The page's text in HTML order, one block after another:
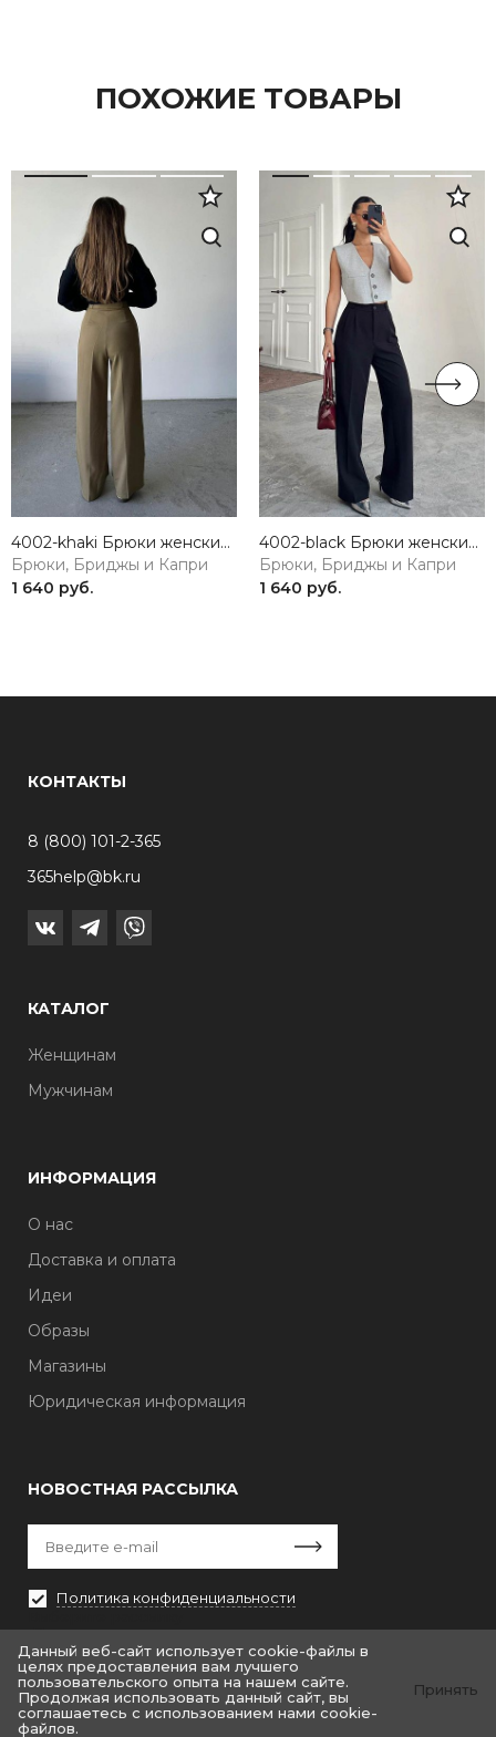
ПОХОЖИЕ ТОВАРЫ
4002-khaki Брюки женские хаки Girl
Брюки, Бриджы и Капри
1 640 руб.
4002-black Брюки женские черный Girl
Брюки, Бриджы и Капри
1 640 руб.
КОНТАКТЫ
8 (800) 101-2-365
365help@bk.ru
КАТАЛОГ
Женщинам
Мужчинам
ИНФОРМАЦИЯ
О нас
Доставка и оплата
Идеи
Образы
Магазины
Юридическая информация
НОВОСТНАЯ РАССЫЛКА
Политика конфиденциальности
Первая кампания
© «Крайт: Одежда.Fashion»
Данный веб-сайт использует cookie-файлы в
целях предоставления вам лучшего
пользовательского опыта на нашем сайте.
Продолжая использовать данный сайт, вы
соглашаетесь с использованием нами cookie-
файлов.
Принять